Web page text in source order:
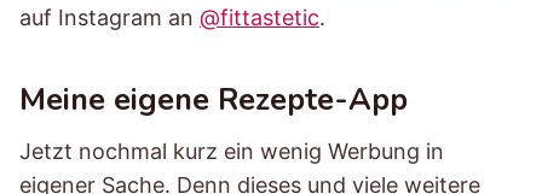
auf Instagram an @fittastetic.
Meine eigene Rezepte-App
Jetzt nochmal kurz ein wenig Werbung in
eigener Sache. Denn dieses und viele weitere